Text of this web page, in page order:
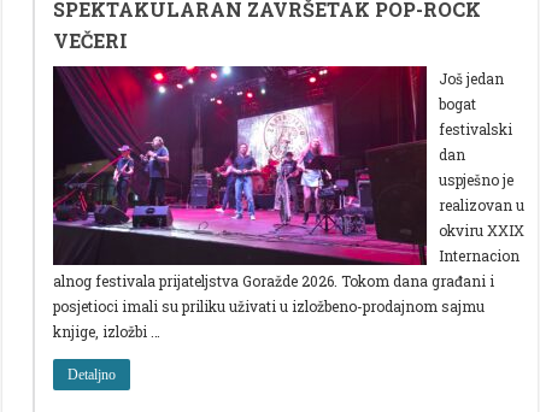
SPEKTAKULARAN ZAVRŠETAK POP-ROCK
VEČERI
Još jedan
bogat
festivalski
dan
uspješno je
realizovan u
okviru XXIX
Internacion
alnog festivala prijateljstva Goražde 2026. Tokom dana građani i
posjetioci imali su priliku uživati u izložbeno-prodajnom sajmu
knjige, izložbi …
Detaljno